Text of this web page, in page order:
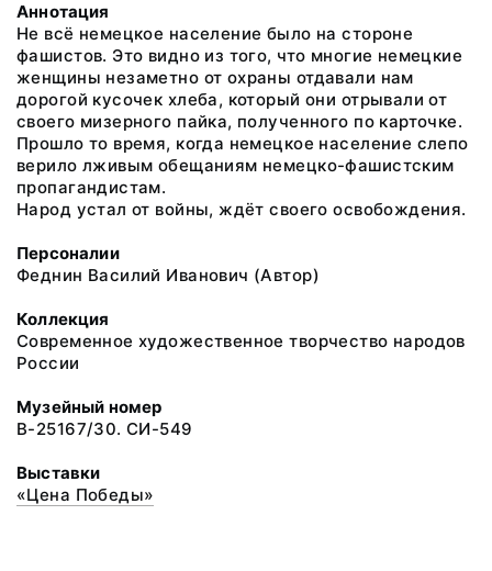
Аннотация
Не всё немецкое население было на стороне
фашистов. Это видно из того, что многие немецкие
женщины незаметно от охраны отдавали нам
дорогой кусочек хлеба, который они отрывали от
своего мизерного пайка, полученного по карточке.
Прошло то время, когда немецкое население слепо
верило лживым обещаниям немецко-фашистским
пропагандистам.
Народ устал от войны, ждёт своего освобождения.
Персоналии
Феднин Василий Иванович (Автор)
Коллекция
Современное художественное творчество народов
России
Музейный номер
В-25167/30. СИ-549
Выставки
«Цена Победы»